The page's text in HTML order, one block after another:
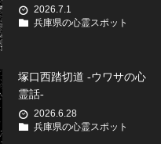
2026.7.1
兵庫県の心霊スポット
塚口西踏切道 -ウワサの心
霊話-
2026.6.28
兵庫県の心霊スポット